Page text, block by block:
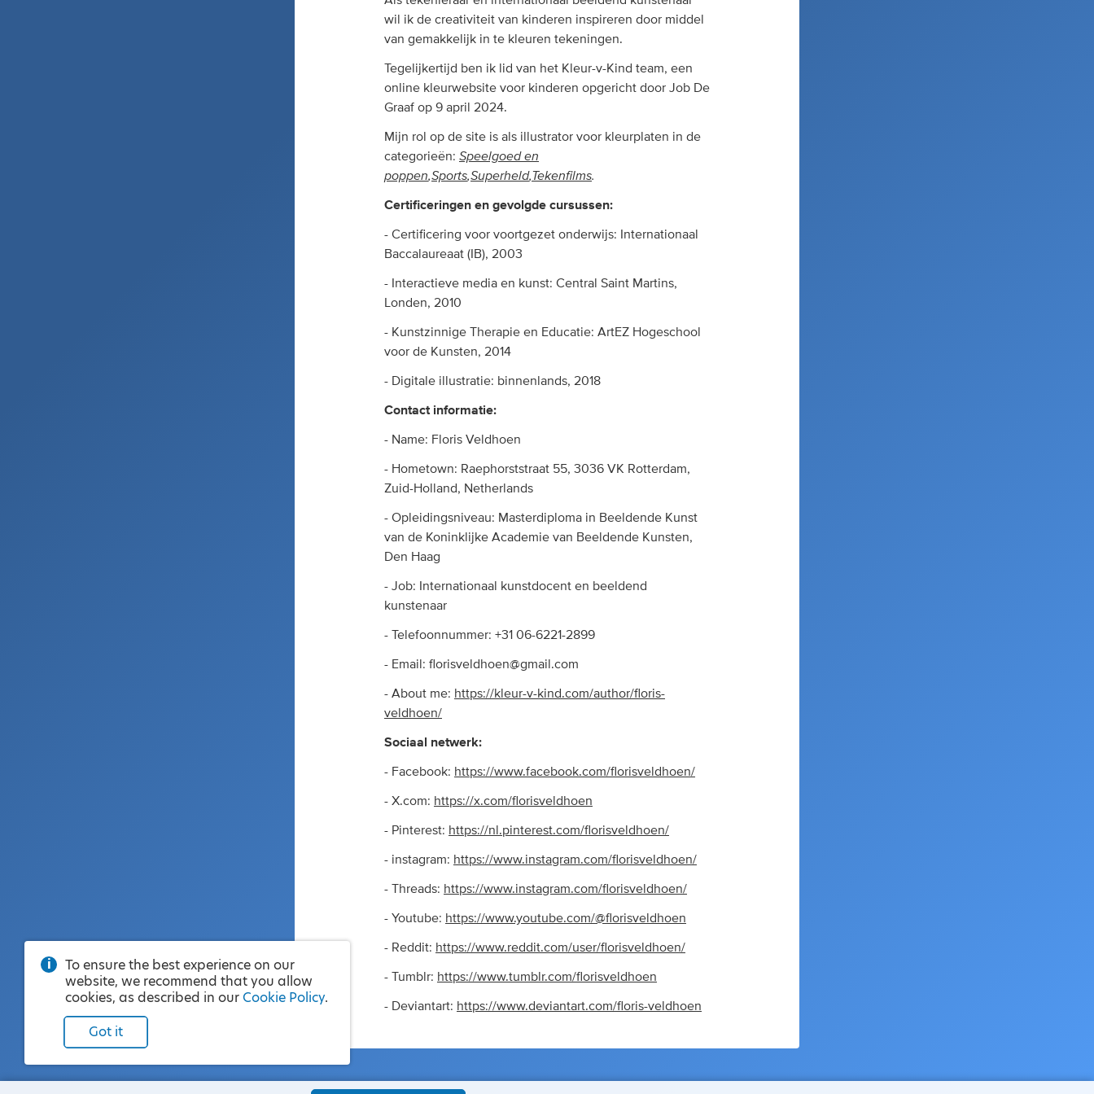
wil ik de creativiteit van kinderen inspireren door middel
van gemakkelijk in te kleuren tekeningen.
Tegelijkertijd ben ik lid van het Kleur-v-Kind team, een
online kleurwebsite voor kinderen opgericht door Job De
Graaf op 9 april 2024.
Mijn rol op de site is als illustrator voor kleurplaten in de
categorieën: Speelgoed en
poppen,Sports,Superheld,Tekenfilms.
Certificeringen en gevolgde cursussen:
- Certificering voor voortgezet onderwijs: Internationaal
Baccalaureaat (IB), 2003
- Interactieve media en kunst: Central Saint Martins,
Londen, 2010
- Kunstzinnige Therapie en Educatie: ArtEZ Hogeschool
voor de Kunsten, 2014
- Digitale illustratie: binnenlands, 2018
Contact informatie:
- Name: Floris Veldhoen
- Hometown: Raephorststraat 55, 3036 VK Rotterdam,
Zuid-Holland, Netherlands
- Opleidingsniveau: Masterdiploma in Beeldende Kunst
van de Koninklijke Academie van Beeldende Kunsten,
Den Haag
- Job: Internationaal kunstdocent en beeldend
kunstenaar
- Telefoonnummer: +31 06-6221-2899
- Email: florisveldhoen@gmail.com
- About me: https://kleur-v-kind.com/author/floris-
veldhoen/
Sociaal netwerk:
- Facebook: https://www.facebook.com/florisveldhoen/
- X.com: https://x.com/florisveldhoen
- Pinterest: https://nl.pinterest.com/florisveldhoen/
- instagram: https://www.instagram.com/florisveldhoen/
- Threads: https://www.instagram.com/florisveldhoen/
- Youtube: https://www.youtube.com/@florisveldhoen
- Reddit: https://www.reddit.com/user/florisveldhoen/
- Tumblr: https://www.tumblr.com/florisveldhoen
- Deviantart: https://www.deviantart.com/floris-veldhoen
To ensure the best experience on our
website, we recommend that you allow
cookies, as described in our Cookie Policy.
Got it